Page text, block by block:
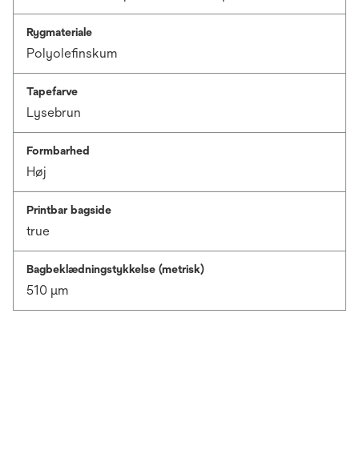
Rygmateriale
Polyolefinskum
Tapefarve
Lysebrun
Formbarhed
Høj
Printbar bagside
true
Bagbeklædningstykkelse (metrisk)
510 μm